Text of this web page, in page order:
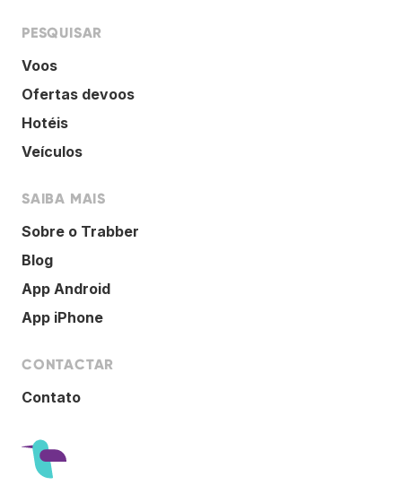
PESQUISAR
Voos
Ofertas devoos
Hotéis
Veículos
SAIBA MAIS
Sobre o Trabber
Blog
App Android
App iPhone
CONTACTAR
Contato